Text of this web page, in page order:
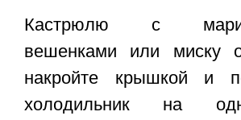
Кастрюлю с
вешенками или миску
накройте крышкой и
холодильник на